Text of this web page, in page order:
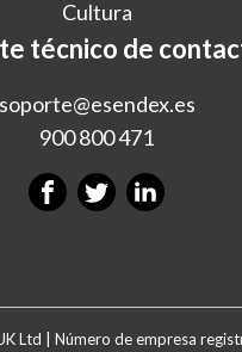
Cultura
técnico de
soporte@esendex.es
900 800 471
Ltd | Número de empresa